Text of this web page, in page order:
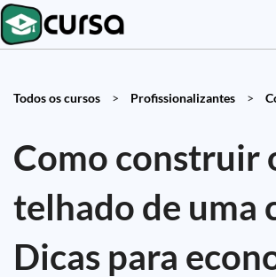
Todos os cursos > Profissionalizantes >
Como construir
telhado de uma
Dicas para